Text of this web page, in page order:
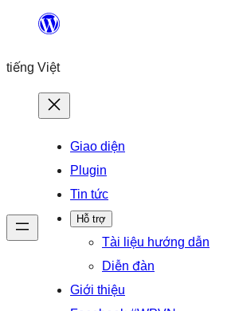
Chuyển
phần
tiếng Việt
Giao diện
Plugin
Tin tức
Hỗ trợ
Tài liệu hướng dẫn
Diễn đàn
Giới thiệu